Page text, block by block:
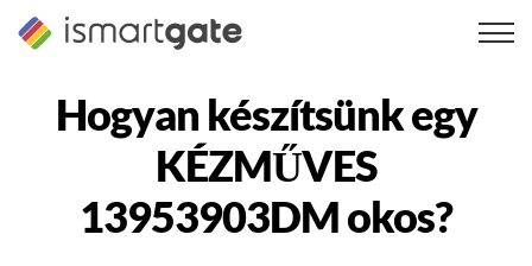
Ugrás
Hogyan készítsünk egy
KÉZMŰVES
13953903DMokos?